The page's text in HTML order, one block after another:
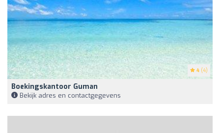
4 (4)
Boekingskantoor Guman
Bekijk adres en contactgegevens